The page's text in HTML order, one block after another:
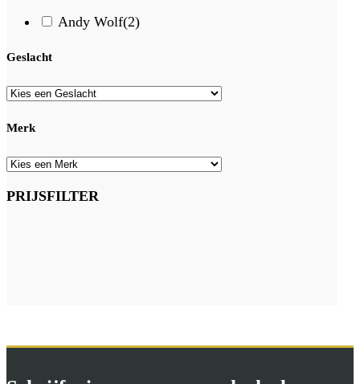
Andy Wolf(2)
Geslacht
Merk
PRIJSFILTER